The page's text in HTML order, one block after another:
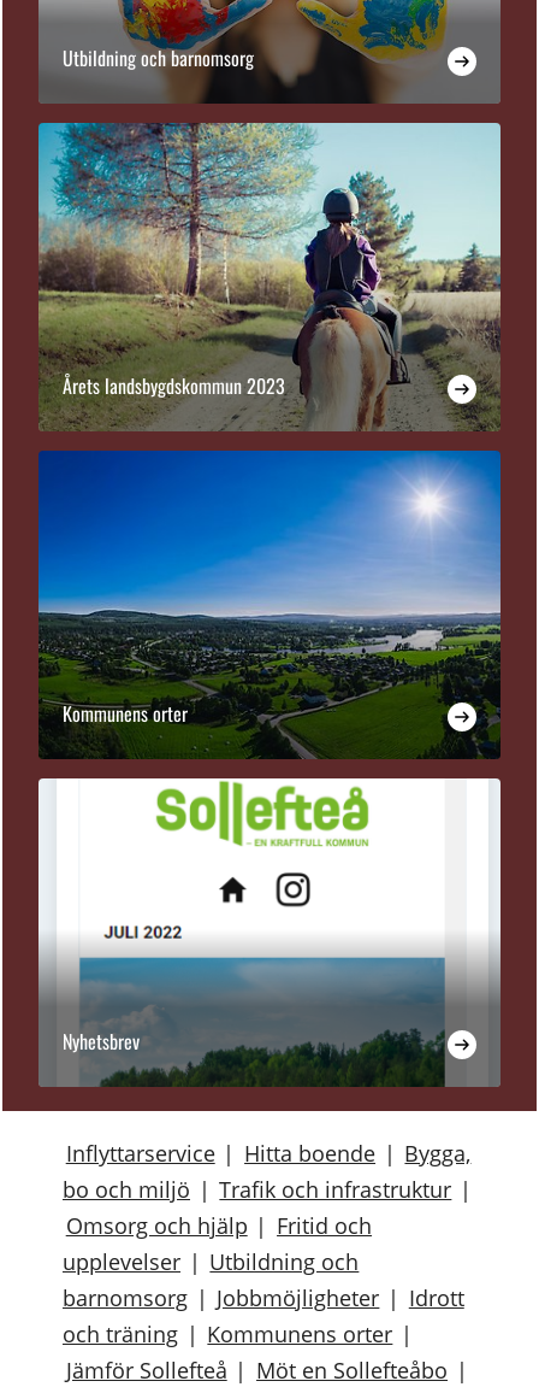
Utbildning och barnomsorg
Årets landsbygdskommun 2023
Kommunens orter
Nyhetsbrev
Inflyttarservice | Hitta boende | Bygga,
bo och miljö | Trafik och infrastruktur |
Omsorg och hjälp | Fritid och
upplevelser | Utbildning och
barnomsorg | Jobbmöjligheter | Idrott
och träning | Kommunens orter |
Jämför Sollefteå | Möt en Sollefteåbo |